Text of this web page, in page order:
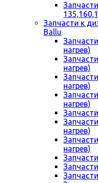
Запчасти к
Ballu
нагрев)
нагрев)
нагрев)
нагрев)
нагрев)
нагрев)